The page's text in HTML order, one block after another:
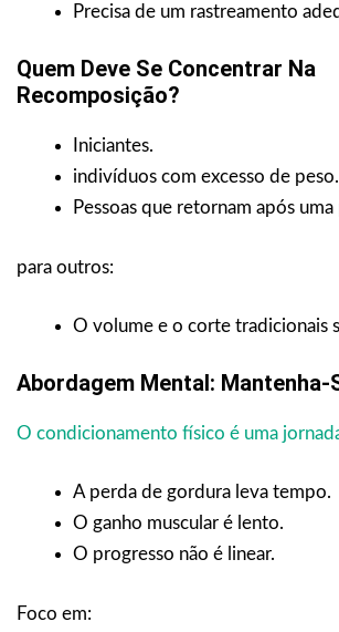
Precisa de um rastreamento
Quem Deve Se Concentrar Na
Recomposição?
Iniciantes.
indivíduos com excesso de peso.
Pessoas que retornam após uma
para outros:
O volume e o corte tradicionais
Abordagem Mental: Mantenha-
O condicionamento físico é uma
A perda de gordura leva tempo.
O ganho muscular é lento.
O progresso não é linear.
Foco em: